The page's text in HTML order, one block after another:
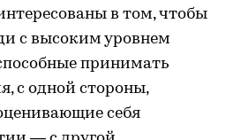
в том, чтобы
с высоким уровнем
принимать
с одной стороны,
себя